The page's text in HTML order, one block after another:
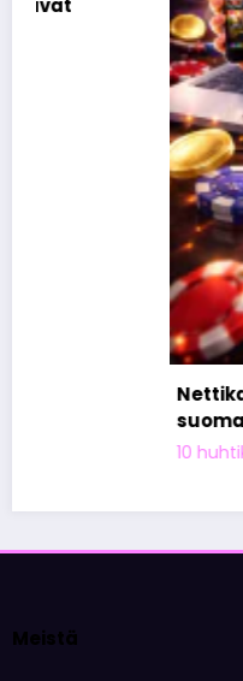
Nettikasinoiden
suomalaiset
10 huhtikuun, 2026
Meistä